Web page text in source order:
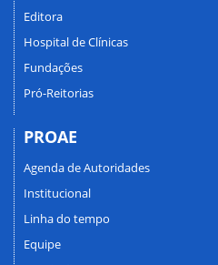
Editora
Hospital de Clínicas
Fundações
Pró-Reitorias
PROAE
Agenda de Autoridades
Institucional
Linha do tempo
Equipe